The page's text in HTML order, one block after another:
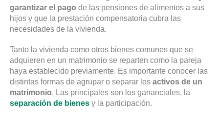
garantizar el pago de las pensiones de alimentos a sus
hijos y que la prestación compensatoria cubra las
necesidades de la vivienda.
Tanto la vivienda como otros bienes comunes que se
adquieren en un matrimonio se reparten como la pareja
haya establecido previamente. Es importante conocer las
distintas formas de agrupar o separar los activos de un
matrimonio. Las principales son los gananciales, la
separación de bienes y la participación.